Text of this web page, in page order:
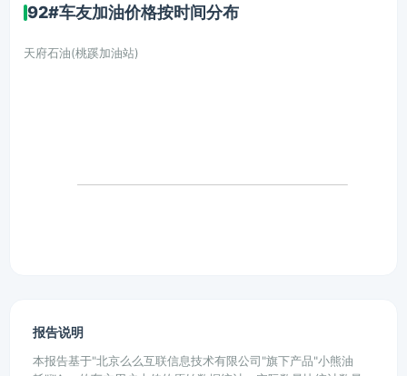
92#车友加油价格按时间分布
天府石油(桃蹊加油站)
报告说明
本报告基于"北京么么互联信息技术有限公司"旗下产品"小熊油